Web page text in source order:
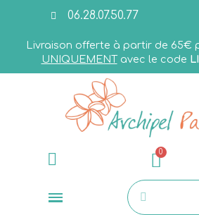
06.28.07.50.77
Livraison offerte à partir de 65€
UNIQUEMENTavec le code